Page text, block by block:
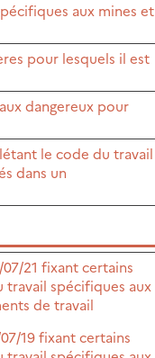
aux mines et
pour lesquels il est
dangereux pour
le code du travail
dans un
21 fixant certains
spécifiques aux
de travail
19 fixant certains